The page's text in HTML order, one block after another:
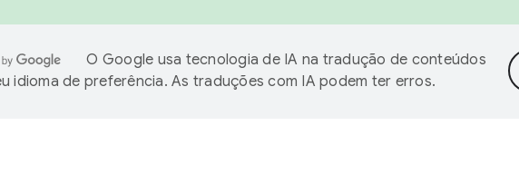
O Google usa tecnologia de IA na tradução de conteúdos
idioma de preferência. As traduções com IA podem ter erros.